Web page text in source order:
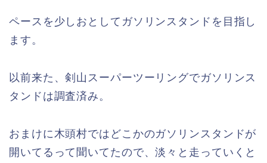
ペースを少しおとしてガソリンスタンドを目指し
ます。
以前来た、剣山スーパーツーリングでガソリンス
タンドは調査済み。
おまけに木頭村ではどこかのガソリンスタンドが
開いてるって聞いてたので、淡々と走っていくと